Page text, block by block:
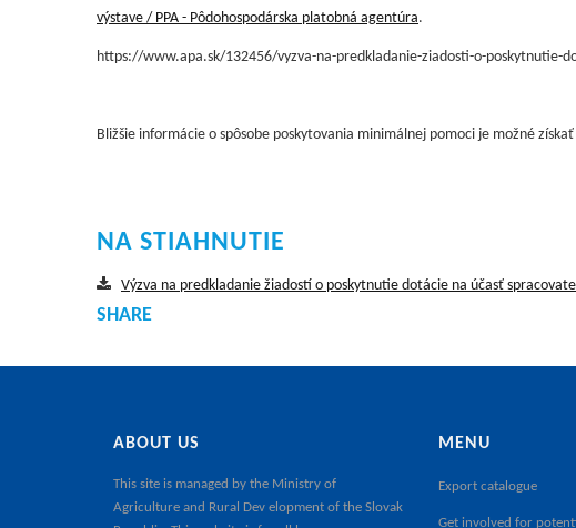
výstave / PPA - Pôdohospodárska platobná agentúra.
https://www.apa.sk/132456/vyzva-na-predkladanie-ziadosti-o-poskytnutie-
Bližšie informácie o spôsobe poskytovania minimálnej pomoci je možné
NA STIAHNUTIE
Výzva na predkladanie žiadostí o poskytnutie dotácie na účasť
SHARE
ABOUT US
This site is managed by the Ministry of
Agriculture and Rural Dev elopment of the Slovak
MENU
Export catalogue
Get involved for